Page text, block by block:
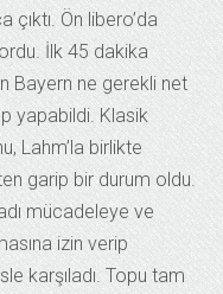
Ön libero’da
İlk 45 dakika
Bayern ne gerekli net
yapabildi. Klasik
Lahm’la birlikte
garip bir durum oldu.
mücadeleye ve
izin verip
karşıladı. Topu tam